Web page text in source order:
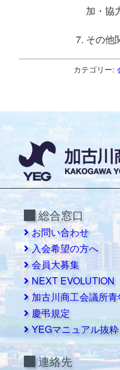
加・協
その他
カテゴリー:
総合窓口
お問い合わせ
入会希望の方へ
会員大募集
NEXT EVOLUTION
加古川商工会議所
慶弔規定
YEGマニュアル抜粋
連絡先